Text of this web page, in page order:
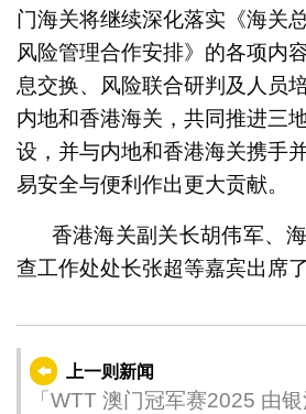
门海关将继续深化落实《海关
风险管理合作安排》的各项内
息交换、风险联合研判及人员
内地和香港海关，共同推进三
设，并与内地和香港海关携手
易安全与便利作出更大贡献。
香港海关副关长胡伟军、
查工作处处长张超等嘉宾出席了
上一则新闻
「WTT 澳门冠军赛2025 由